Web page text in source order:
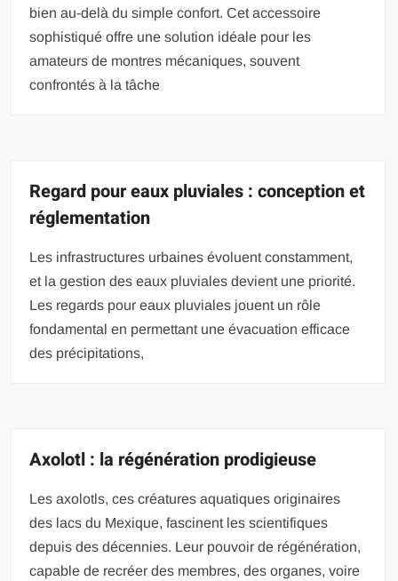
bien au-delà du simple confort. Cet accessoire
sophistiqué offre une solution idéale pour les
amateurs de montres mécaniques, souvent
confrontés à la tâche
Regard pour eaux pluviales : conception et
réglementation
Les infrastructures urbaines évoluent constamment,
et la gestion des eaux pluviales devient une priorité.
Les regards pour eaux pluviales jouent un rôle
fondamental en permettant une évacuation efficace
des précipitations,
Axolotl : la régénération prodigieuse
Les axolotls, ces créatures aquatiques originaires
des lacs du Mexique, fascinent les scientifiques
depuis des décennies. Leur pouvoir de régénération,
capable de recréer des membres, des organes, voire